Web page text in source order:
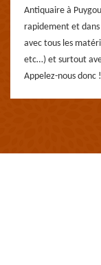
Antiquaire à
rapidement et dans
avec tous les
etc…) et surtout
Appelez-nous donc !